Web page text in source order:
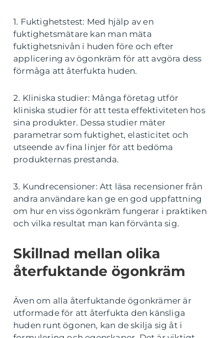
1. Fuktighetstest: Med hjälp av en
fuktighetsmätare kan man mäta
fuktighetsnivån i huden före och efter
applicering av ögonkräm för att avgöra dess
förmåga att återfukta huden.
2. Kliniska studier: Många företag utför
kliniska studier för att testa effektiviteten hos
sina produkter. Dessa studier mäter
parametrar som fuktighet, elasticitet och
utseende av fina linjer för att bedöma
produkternas prestanda.
3. Kundrecensioner: Att läsa recensioner från
andra användare kan ge en god uppfattning
om hur en viss ögonkräm fungerar i praktiken
och vilka resultat man kan förvänta sig.
Skillnad mellan olika
återfuktande ögonkräm
Även om alla återfuktande ögonkrämer är
utformade för att återfukta den känsliga
huden runt ögonen, kan de skilja sig åt i